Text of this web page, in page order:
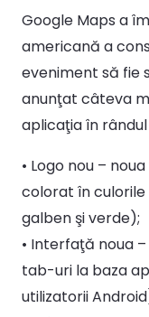
Google Maps a
americană a
eveniment să fie
anunţat câteva
aplicaţia în
• Logo nou –
colorat în culorile
galben şi verde);
• Interfaţă noua
tab-uri la baza
utilizatorii